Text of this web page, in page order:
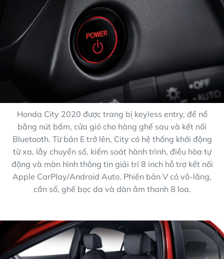
Honda City 2020 được trang bị keyless entry, đề nổ
bằng nút bấm, cửa gió cho hàng ghế sau và kết nối
Bluetooth. Từ bản E trở lên, City có hệ thống khởi động
từ xa, lẫy chuyển số, kiểm soát hành trình, điều hòa tự
động và màn hình thông tin giải trí 8 inch hỗ trợ kết nối
Apple CarPlay/Android Auto. Phiên bản V có vô-lăng,
cần số, ghế bọc da và dàn âm thanh 8 loa.